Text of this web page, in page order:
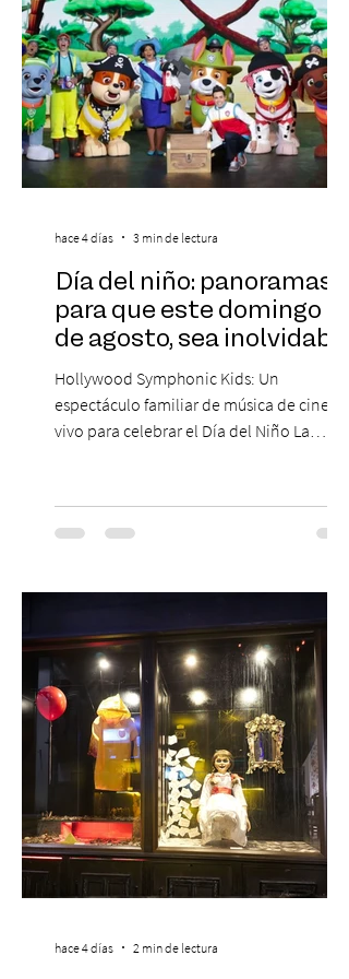
Día del niño: panoramas
para que este domingo 09
de agosto, sea inolvidable
Hollywood Symphonic Kids: Un
espectáculo familiar de música de cine en
vivo para celebrar el Día del Niño La
musical única e inolvidable con motivo del
Día del Niño. El espectáculo Hollywood
de todos los tiempos en un concierto en
sinfónica en pleno, coro y una
sorprendente puesta en escena pensada
especialmente pa
hace 4 días 3 min de lectura
hace 4 días 2 min de lectura